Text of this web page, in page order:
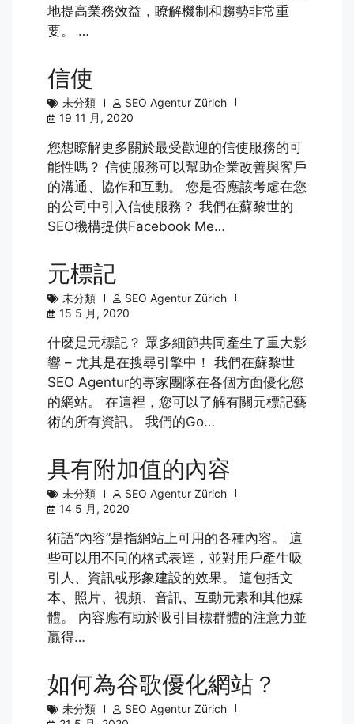
地提高業務效益，瞭解機制和趨勢非常重
要。 …
信使
未分類
SEO Agentur Zürich
19 11 月, 2020
您想瞭解更多關於最受歡迎的信使服務的可
能性嗎？ 信使服務可以幫助企業改善與客戶
的溝通、協作和互動。 您是否應該考慮在您
的公司中引入信使服務？ 我們在蘇黎世的
SEO機構提供Facebook Me…
元標記
未分類
SEO Agentur Zürich
15 5 月, 2020
什麼是元標記？ 眾多細節共同產生了重大影
響 – 尤其是在搜尋引擎中！ 我們在蘇黎世
SEO Agentur的專家團隊在各個方面優化您
的網站。 在這裡，您可以了解有關元標記藝
術的所有資訊。 我們的Go…
具有附加值的內容
未分類
SEO Agentur Zürich
14 5 月, 2020
術語“內容”是指網站上可用的各種內容。 這
些可以用不同的格式表達，並對用戶產生吸
引人、資訊或形象建設的效果。 這包括文
本、照片、視頻、音訊、互動元素和其他媒
體。 內容應有助於吸引目標群體的注意力並
贏得…
如何為谷歌優化網站？
未分類
SEO Agentur Zürich